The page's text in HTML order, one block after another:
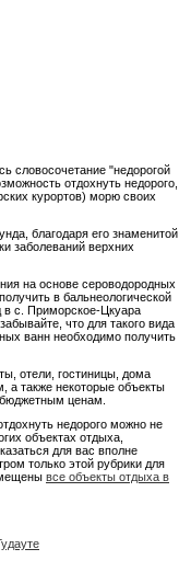
словосочетание "недорогой
отдохнуть недорого,
курортов) морю своих
благодаря его знаменитой
заболеваний верхних
на основе сероводородных
в бальнеологической
в с. Приморское-Цкуара
что для такого вида
ванн необходимо получить
отели, гостиницы, дома
а также некоторые объекты
ценам.
недорого можно не
объектах отдыха,
для вас вполне
только этой рубрики для
все объекты отдыха в